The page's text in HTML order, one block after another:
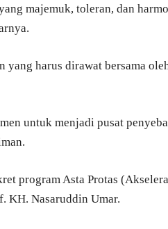
majemuk, toleran, dan
yang harus dirawat bersama
untuk menjadi pusat
program Asta Protas
KH. Nasaruddin Umar.